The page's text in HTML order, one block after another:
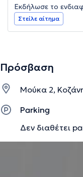
Εκδήλωσε το
Στείλε αίτημα
Πρόσβαση
Μούκα 2,
Parking
Δεν διαθέτει